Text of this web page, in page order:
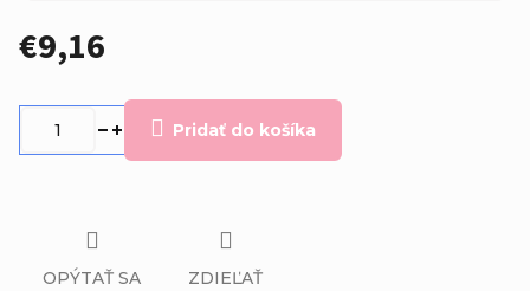
€9,16
Pridať do košíka
OPÝTAŤ SA ZDIEĽAŤ